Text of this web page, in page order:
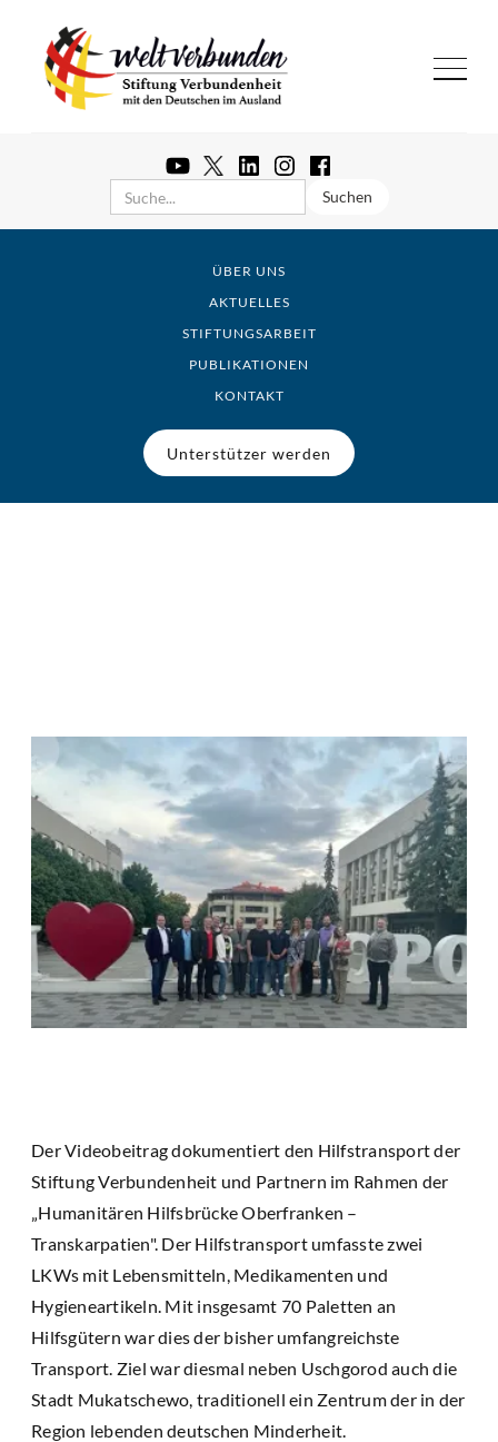
ÜBER UNS
AKTUELLES
STIFTUNGSARBEIT
PUBLIKATIONEN
KONTAKT
Unterstützer werden
Der Videobeitrag dokumentiert den Hilfstransport der
Stiftung Verbundenheit und Partnern im Rahmen der
„Humanitären Hilfsbrücke Oberfranken –
Transkarpatien". Der Hilfstransport umfasste zwei
LKWs mit Lebensmitteln, Medikamenten und
Hygieneartikeln. Mit insgesamt 70 Paletten an
Hilfsgütern war dies der bisher umfangreichste
Transport. Ziel war diesmal neben Uschgorod auch die
Stadt Mukatschewo, traditionell ein Zentrum der in der
Region lebenden deutschen Minderheit.